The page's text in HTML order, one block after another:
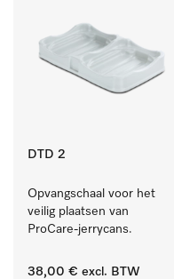
DTD 2
Opvangschaal voor het
veilig plaatsen van
ProCare-jerrycans.
38,00 € excl. BTW